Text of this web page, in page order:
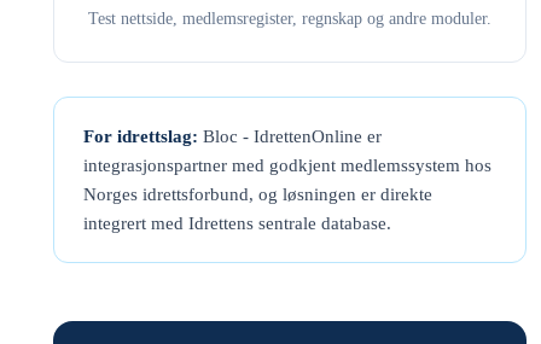
Test nettside, medlemsregister, regnskap og andre moduler.
For idrettslag: Bloc - IdrettenOnline er
integrasjonspartner med godkjent medlemssystem hos
Norges idrettsforbund, og løsningen er direkte
integrert med Idrettens sentrale database.